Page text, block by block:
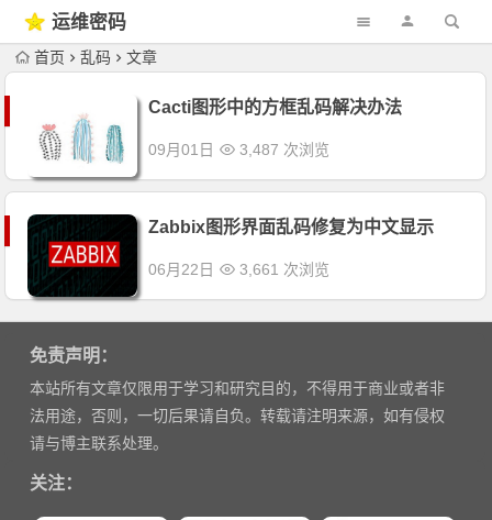
运维密码
首页 乱码 文章
Cacti图形中的方框乱码解决办法
09月01日 3,487 次浏览
Zabbix图形界面乱码修复为中文显示
06月22日 3,661 次浏览
免责声明：
本站所有文章仅限用于学习和研究目的，不得用于商业或者非
法用途，否则，一切后果请自负。转载请注明来源，如有侵权
请与博主联系处理。
关注：